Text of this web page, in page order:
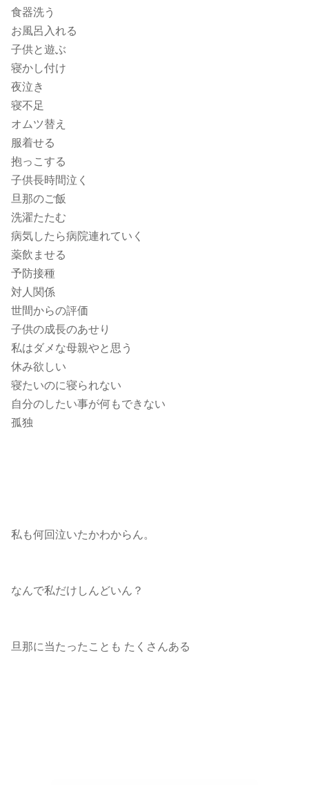
食器洗う
お風呂入れる
子供と遊ぶ
寝かし付け
夜泣き
寝不足
オムツ替え
服着せる
抱っこする
子供長時間泣く
旦那のご飯
洗濯たたむ
病気したら病院連れていく
薬飲ませる
予防接種
対人関係
世間からの評価
子供の成長のあせり
私はダメな母親やと思う
休み欲しい
寝たいのに寝られない
自分のしたい事が何もできない
孤独
私も何回泣いたかわからん。
なんで私だけしんどいん？
旦那に当たったことも たくさんある